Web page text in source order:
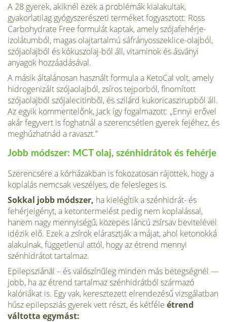
A 28 gyerek, akiknél ezek a problémák kialakultak,
gyakorlatilag gyógyszerészeti terméket fogyasztott: Ross
Carbohydrate Free formulát kaptak, amely szójafehérje-
izolátumból, magas olajtartalmú sáfrányosszeklice-olajból,
szójaolajból és kókuszolaj-ból áll, vitaminok és ásványi
anyagok hozzáadásával.
A másik általánosan használt formula a KetoCal volt, amely
hidrogenizált szójaolajból, zsíros tejporból, finomított
szójaolajból szójalecitinből, és szilárd kukoricaszirupból áll.
Az egyik kommentelőnk, Jack így fogalmazott: „Ennyi erővel
akár fegyvert is foghatnál a szerencsétlen gyerek fejéhez, és
meghúzhatnád a ravaszt.”
Jobb módszer: MCT olaj, szénhidrátok és fehérje
Szerencsére a kórházakban is fokozatosan rájöttek, hogy a
koplalás nemcsak veszélyes, de felesleges is.
Sokkal jobb módszer, ha kielégítik a szénhidrát- és
fehérjeigényt, a ketontermelést pedig nem koplalással,
hanem nagy mennyiségű, közepes láncú zsírsav bevitelével
idézik elő. Ezek a zsírok elárasztják a májat, ahol ketonokká
alakulnak, függetlenül attól, hogy az étrend mennyi
szénhidrátot tartalmaz.
Epilepsziánál – és valószínűleg minden más betegségnél —
jobb, ha az étrend tartalmaz szénhidrátból származó
kalóriákat is. Egy vak, keresztezett elrendezésű vizsgálatban
húsz epilepsziás gyerek vett részt, és kétféle étrend
váltotta egymást: